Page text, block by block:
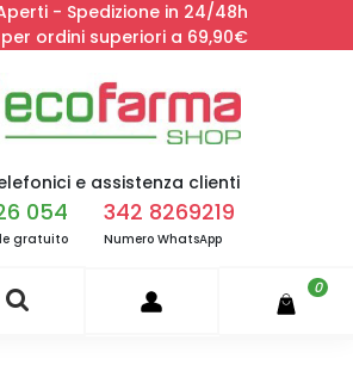
- Spedizione in 24/48h
ordini superiori a 69,90€
e assistenza clienti
054
gratuito
342 8269219
Numero WhatsApp
0